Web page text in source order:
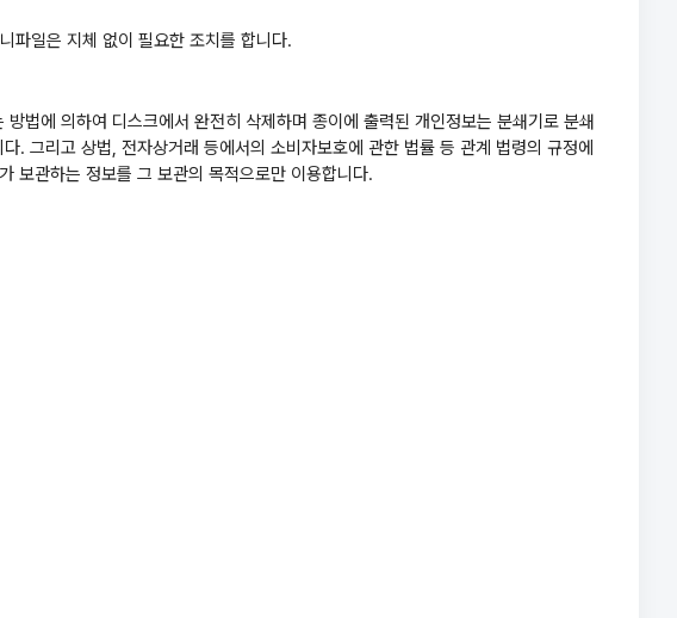
파일은 지체 없이 필요한 조치를 합니다.
법에 의하여 디스크에서 완전히 삭제하며 종이에 출력된 개인정보는 분쇄기로 분쇄
. 그리고 상법, 전자상거래 등에서의 소비자보호에 관한 법률 등 관계 법령의 규정에
보관하는 정보를 그 보관의 목적으로만 이용합니다.